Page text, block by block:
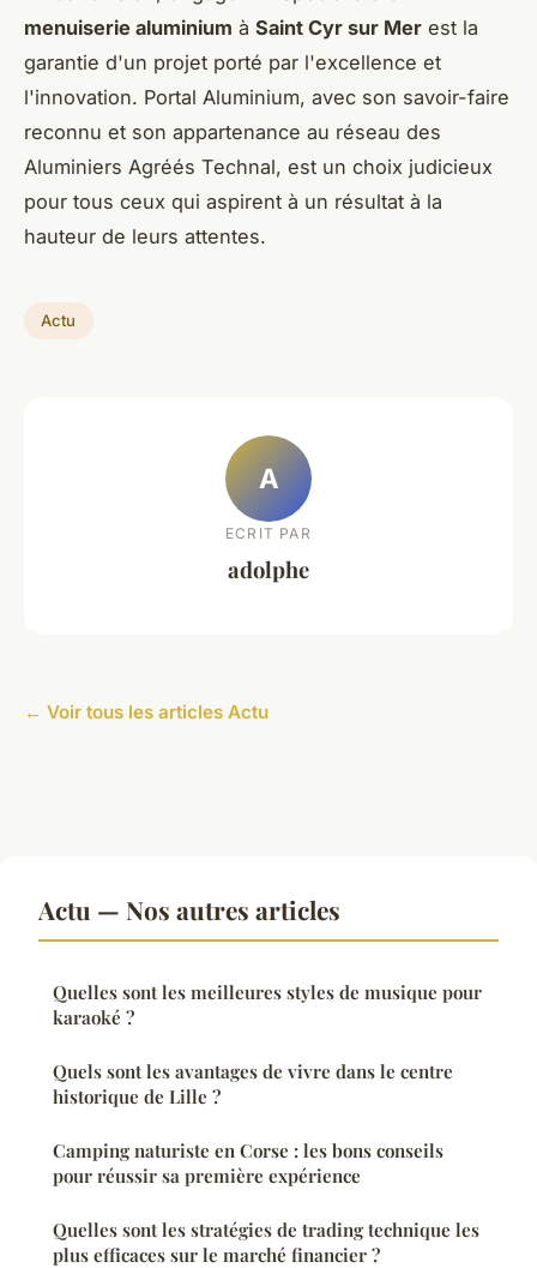
menuiserie aluminium à Saint Cyr sur Mer est la
garantie d'un projet porté par l'excellence et
l'innovation. Portal Aluminium, avec son savoir-faire
reconnu et son appartenance au réseau des
Aluminiers Agréés Technal, est un choix judicieux
pour tous ceux qui aspirent à un résultat à la
hauteur de leurs attentes.
Actu
A
ECRIT PAR
adolphe
← Voir tous les articles Actu
Actu — Nos autres articles
Quelles sont les meilleures styles de musique pour
karaoké ?
Quels sont les avantages de vivre dans le centre
historique de Lille ?
Camping naturiste en Corse : les bons conseils
pour réussir sa première expérience
Quelles sont les stratégies de trading technique les
plus efficaces sur le marché financier ?